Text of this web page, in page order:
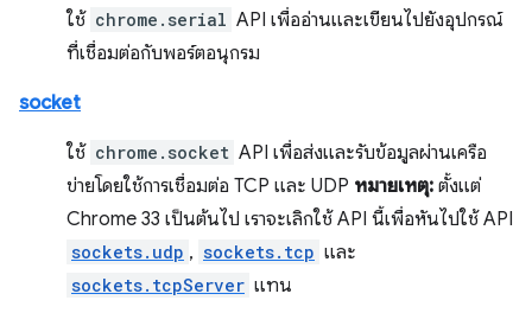
ใช้ chrome.serial API เพื่ออ่านและเขียนไปยังอุปกรณ์
ที่เชื่อมต่อกับพอร์ตอนุกรม
socket
ใช้ chrome.socket API เพื่อส่งและรับข้อมูลผ่านเครือ
ข่ายโดยใช้การเชื่อมต่อ TCP และ UDP หมายเหตุ: ตั้งแต่
Chrome 33 เป็นต้นไป เราจะเลิกใช้ API นี้เพื่อหันไปใช้ API
sockets.udp , sockets.tcp และ
sockets.tcpServer แทน